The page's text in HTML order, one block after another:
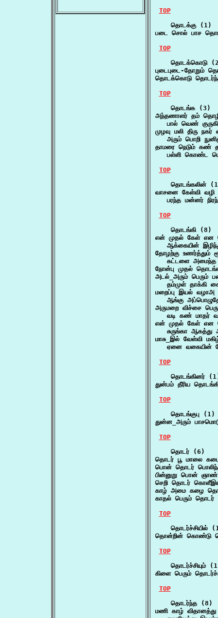
TOP
    தொடக்கு (1)
படை சொல் பாச
TOP
தொடக்கொடு
புடைபுடை-தோறும்
தொடக்கொடு
TOP
    தொடங்க (3)
அந்தணாளர் தம்
பால் வெண்
முழவு மலி திரு
அரும் பொறி
தாமரை நெடும் கண்
பள்ளி கொண்ட
TOP
தொடங்கலின்
வாசனை கேள்வி
பரந்த மன்னர்
TOP
    தொடங்கி (8)
என் முதல் கேள் என
ஆக்கையின்
தோழற்கு உணர்த்தும்
கட்டளை
நோன்பு முதல்
அடல்_அரும் பெரும்
தம்முள் தாக்கி
மறைப்பு இயல் வழாஅ
ஆங்கு
அருமறை விச்சை
வடி கண் மாதர்
என் முதல் கேள் என
சுருங்கா
மாசு_இல் வேள்வி
ஏனை வகையின்
TOP
தொடங்கினர்
துன்பம் தீரிய
TOP
    தொடங்குபு (1)
துன்ன_அரும்
TOP
    தொடர் (6)
தொடர் பூ மாலை
பொன் தொடர்
பின்னுறு பொன்
செறி தொடர்
காழ் அமை கழை
காதல் பெரும்
TOP
தொடர்ச்சியில்
தொன்றின் கொண்டு
TOP
தொடர்ச்சியும்
கிளை பெரும்
TOP
    தொடர்ந்த (8)
மணி காழ்